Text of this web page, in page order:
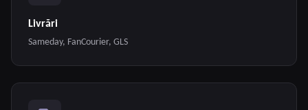
Livrări
Sameday, FanCourier, GLS